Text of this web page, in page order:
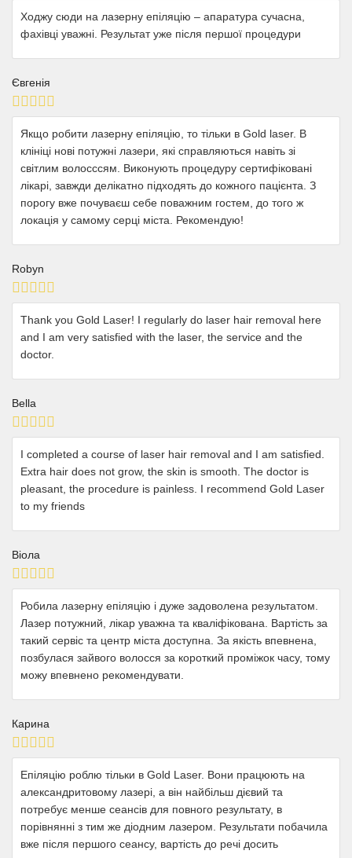
Ходжу сюди на лазерну епіляцію – апаратура сучасна,
фахівці уважні. Результат уже після першої процедури
Євгенія
Якщо робити лазерну епіляцію, то тільки в Gold laser. В
клініці нові потужні лазери, які справляються навіть зі
світлим волосссям. Виконують процедуру сертифіковані
лікарі, завжди делікатно підходять до кожного пацієнта. З
порогу вже почуваєш себе поважним гостем, до того ж
локація у самому серці міста. Рекомендую!
Robyn
Thank you Gold Laser! I regularly do laser hair removal here
and I am very satisfied with the laser, the service and the
doctor.
Bella
I completed a course of laser hair removal and I am satisfied.
Extra hair does not grow, the skin is smooth. The doctor is
pleasant, the procedure is painless. I recommend Gold Laser
to my friends
Віола
Робила лазерну епіляцію і дуже задоволена результатом.
Лазер потужний, лікар уважна та кваліфікована. Вартість за
такий сервіс та центр міста доступна. За якість впевнена,
позбулася зайвого волосся за короткий проміжок часу, тому
можу впевнено рекомендувати.
Карина
Епіляцію роблю тільки в Gold Laser. Вони працюють на
александритовому лазері, а він найбільш дієвий та
потребує менше сеансів для повного результату, в
порівнянні з тим же діодним лазером. Результати побачила
вже після першого сеансу, вартість до речі досить